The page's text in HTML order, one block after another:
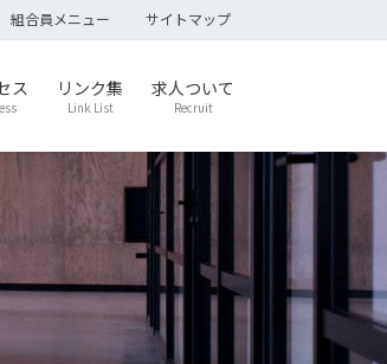
組合員メニュー サイトマップ
ス リンク集
Link List
求人ついて
Recruit